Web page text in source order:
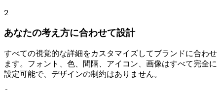
2
あなたの考え方に合わせて設計
すべての視覚的な詳細をカスタマイズしてブランドに合わせ
ます。フォント、色、間隔、アイコン、画像はすべて完全に
設定可能で、デザインの制約はありません。